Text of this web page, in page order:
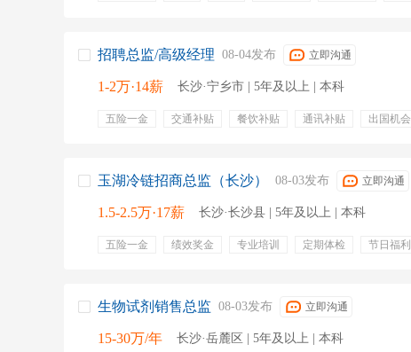
员工宿舍
招聘总监/高级经理 08-04发布 立即沟通
1-2万·14薪 长沙·宁乡市 | 5年及以上 | 本科
五险一金 交通补贴 餐饮补贴 通讯补贴 出国机会
玉湖冷链招商总监（长沙） 08-03发布 立即沟通
1.5-2.5万·17薪 长沙·长沙县 | 5年及以上 | 本科
五险一金 绩效奖金 专业培训 定期体检 节日福利
生物试剂销售总监 08-03发布 立即沟通
15-30万/年 长沙·岳麓区 | 5年及以上 | 本科